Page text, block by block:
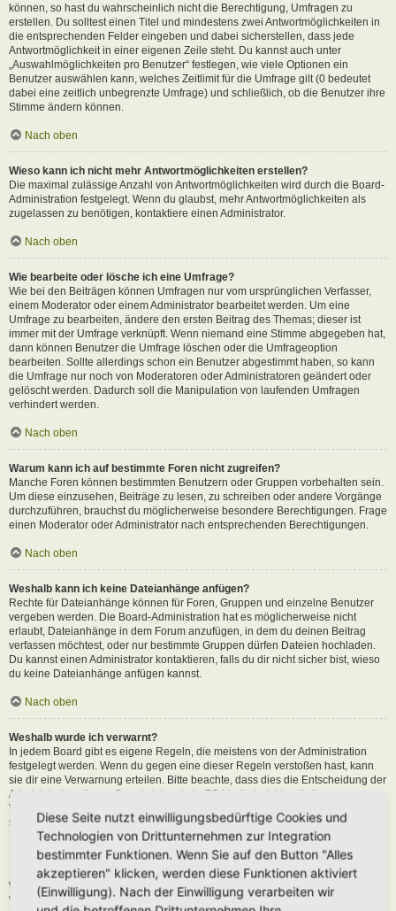
können, so hast du wahrscheinlich nicht die Berechtigung, Umfragen zu
erstellen. Du solltest einen Titel und mindestens zwei Antwortmöglichkeiten in
die entsprechenden Felder eingeben und dabei sicherstellen, dass jede
Antwortmöglichkeit in einer eigenen Zeile steht. Du kannst auch unter
„Auswahlmöglichkeiten pro Benutzer“ festlegen, wie viele Optionen ein
Benutzer auswählen kann, welches Zeitlimit für die Umfrage gilt (0 bedeutet
dabei eine zeitlich unbegrenzte Umfrage) und schließlich, ob die Benutzer ihre
Stimme ändern können.
Nach oben
Wieso kann ich nicht mehr Antwortmöglichkeiten erstellen?
Die maximal zulässige Anzahl von Antwortmöglichkeiten wird durch die Board-
Administration festgelegt. Wenn du glaubst, mehr Antwortmöglichkeiten als
zugelassen zu benötigen, kontaktiere einen Administrator.
Nach oben
Wie bearbeite oder lösche ich eine Umfrage?
Wie bei den Beiträgen können Umfragen nur vom ursprünglichen Verfasser,
einem Moderator oder einem Administrator bearbeitet werden. Um eine
Umfrage zu bearbeiten, ändere den ersten Beitrag des Themas; dieser ist
immer mit der Umfrage verknüpft. Wenn niemand eine Stimme abgegeben hat,
dann können Benutzer die Umfrage löschen oder die Umfrageoption
bearbeiten. Sollte allerdings schon ein Benutzer abgestimmt haben, so kann
die Umfrage nur noch von Moderatoren oder Administratoren geändert oder
gelöscht werden. Dadurch soll die Manipulation von laufenden Umfragen
verhindert werden.
Nach oben
Warum kann ich auf bestimmte Foren nicht zugreifen?
Manche Foren können bestimmten Benutzern oder Gruppen vorbehalten sein.
Um diese einzusehen, Beiträge zu lesen, zu schreiben oder andere Vorgänge
durchzuführen, brauchst du möglicherweise besondere Berechtigungen. Frage
einen Moderator oder Administrator nach entsprechenden Berechtigungen.
Nach oben
Weshalb kann ich keine Dateianhänge anfügen?
Rechte für Dateianhänge können für Foren, Gruppen und einzelne Benutzer
vergeben werden. Die Board-Administration hat es möglicherweise nicht
erlaubt, Dateianhänge in dem Forum anzufügen, in dem du deinen Beitrag
verfassen möchtest, oder nur bestimmte Gruppen dürfen Dateien hochladen.
Du kannst einen Administrator kontaktieren, falls du dir nicht sicher bist, wieso
du keine Dateianhänge anfügen kannst.
Nach oben
Weshalb wurde ich verwarnt?
In jedem Board gibt es eigene Regeln, die meistens von der Administration
festgelegt werden. Wenn du gegen eine dieser Regeln verstoßen hast, kann
sie dir eine Verwarnung erteilen. Bitte beachte, dass dies die Entscheidung der
Administration dieses Boards ist und phpBB Limited nichts mit dieser
Verwarnung zu tun hat. Kontaktiere einen Administrator, sofern du die nicht
sicher bist, wieso du verwarnt wurdest.
Nach oben
Wie kann ich Beiträge den Moderatoren melden?
Wenn ein Administrator die entsprechenden Berechtigungen vergeben hat,
Diese Seite nutzt einwilligungsbedürftige Cookies und
Technologien von Drittunternehmen zur Integration
bestimmter Funktionen. Wenn Sie auf den Button "Alles
akzeptieren" klicken, werden diese Funktionen aktiviert
(Einwilligung). Nach der Einwilligung verarbeiten wir